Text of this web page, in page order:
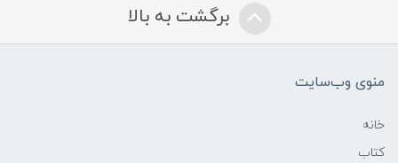
برگشت به بالا
منوی وب‌سایت
خانه
کتاب